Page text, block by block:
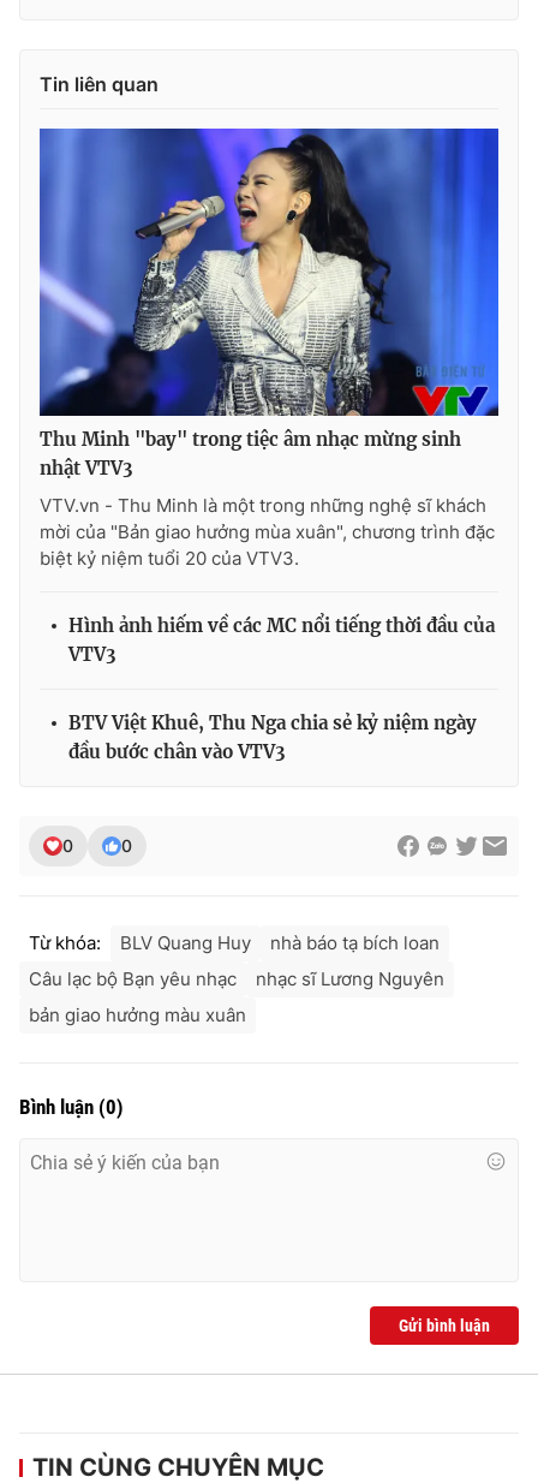
Tin liên quan
Thu Minh "bay" trong tiệc âm nhạc mừng sinh
nhật VTV3
VTV.vn - Thu Minh là một trong những nghệ sĩ khách
mời của "Bản giao hưởng mùa xuân", chương trình đặc
biệt kỷ niệm tuổi 20 của VTV3.
Hình ảnh hiếm về các MC nổi tiếng thời đầu của
VTV3
BTV Việt Khuê, Thu Nga chia sẻ kỷ niệm ngày
đầu bước chân vào VTV3
0 0
Từ khóa: BLV Quang Huy
nhà báo tạ bích loan
Câu lạc bộ Bạn yêu nhạc
nhạc sĩ Lương Nguyên
bản giao hưởng màu xuân
Bình luận (0)
Gửi bình luận
TIN CÙNG CHUYÊN MỤC